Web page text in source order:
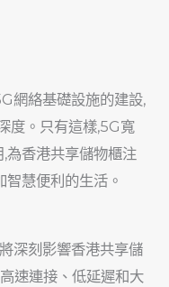
網絡基礎設施的建設,
度。只有這樣,5G寬
為香港共享儲物櫃注
智慧便利的生活。
深刻影響香港共享儲
速連接、低延遲和大